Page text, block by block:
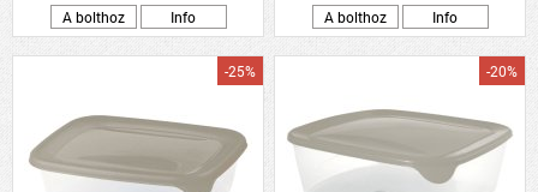
A bolthoz
Info
A bolthoz
Info
-25% -20%